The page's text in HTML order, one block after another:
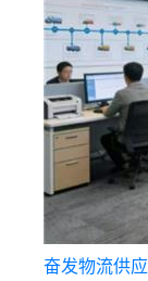
奋发物流供